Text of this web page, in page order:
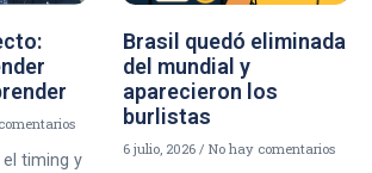
el timing y
Brasil quedó eliminada
del mundial y
aparecieron los
burlistas
6 julio, 2026 No hay comentarios